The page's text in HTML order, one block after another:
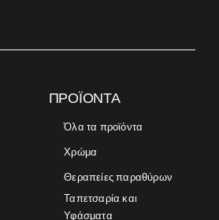
ΠΡΟΪΌΝΤΑ
Όλα τα προϊόντα
Χρώμα
Θεραπείες παραθύρων
Ταπετσαρία και
Υφάσματα